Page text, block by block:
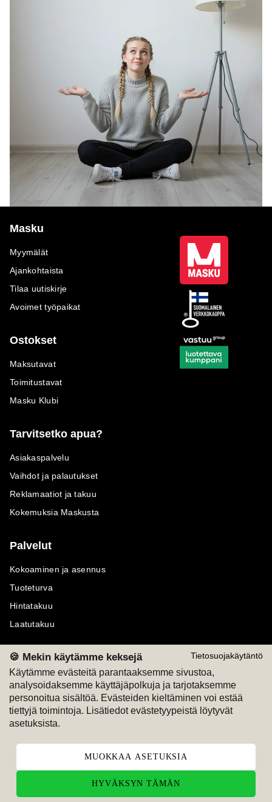
Tietosuojakäytäntö
🍪 Mekin käytämme keksejä
Käytämme evästeitä parantaaksemme sivustoa,
analysoidaksemme käyttäjäpolkuja ja tarjotaksemme
personoitua sisältöä. Evästeiden kieltäminen voi estää
tiettyjä toimintoja. Lisätiedot evästetyypeistä löytyvät
asetuksista.
MUOKKAA ASETUKSIA
HYVÄKSYN TÄMÄN
Masku
Myymälät
Ajankohtaista
Tilaa uutiskirje
Avoimet työpaikat
Ostokset
Maksutavat
Toimitustavat
Masku Klubi
Tarvitsetko apua?
Asiakaspalvelu
Vaihdot ja palautukset
Reklamaatiot ja takuu
Kokemuksia Maskusta
Palvelut
Kokoaminen ja asennus
Tuoteturva
Hintatakuu
Laatutakuu
Maksutavat
M
Seuraa meitä